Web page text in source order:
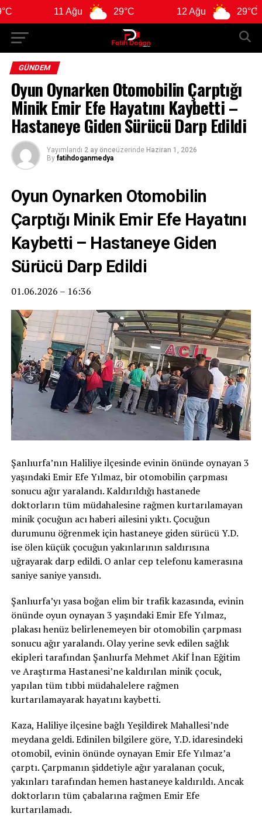
29°C 29°C
GÜNDEM
Oyun Oynarken Otomobilin Çarptığı
Minik Emir Efe Hayatını Kaybetti –
Hastaneye Giden Sürücü Darp Edildi
Yayımlandı 2 ay önceüzerinde Haziran 1, 2026
By fatihdoganmedya
Oyun Oynarken Otomobilin
Çarptığı Minik Emir Efe Hayatını
Kaybetti – Hastaneye Giden
Sürücü Darp Edildi
01.06.2026 – 16:36
Şanlıurfa’nın Haliliye ilçesinde evinin önünde oynayan 3
yaşındaki Emir Efe Yılmaz, bir otomobilin çarpması
sonucu ağır yaralandı. Kaldırıldığı hastanede
doktorların tüm müdahalesine rağmen kurtarılamayan
minik çocuğun acı haberi ailesini yıktı. Çocuğun
durumunu öğrenmek için hastaneye giden sürücü Y.D.
ise ölen küçük çocuğun yakınlarının saldırısına
uğrayarak darp edildi. O anlar cep telefonu kamerasına
saniye saniye yansıdı.
Şanlıurfa’yı yasa boğan elim bir trafik kazasında, evinin
önünde oyun oynayan 3 yaşındaki Emir Efe Yılmaz,
plakası henüz belirlenemeyen bir otomobilin çarpması
sonucu ağır yaralandı. Olay yerine sevk edilen sağlık
ekipleri tarafından Şanlıurfa Mehmet Akif İnan Eğitim
ve Araştırma Hastanesi’ne kaldırılan minik çocuk,
yapılan tüm tıbbi müdahalelere rağmen
kurtarılamayarak hayatını kaybetti.
Kaza, Haliliye ilçesine bağlı Yeşildirek Mahallesi’nde
meydana geldi. Edinilen bilgilere göre, Y.D. idaresindeki
otomobil, evinin önünde oynayan Emir Efe Yılmaz’a
çarptı. Çarpmanın şiddetiyle ağır yaralanan çocuk,
yakınları tarafından hemen hastaneye kaldırıldı. Ancak
doktorların tüm çabalarına rağmen Emir Efe
kurtarılamadı.